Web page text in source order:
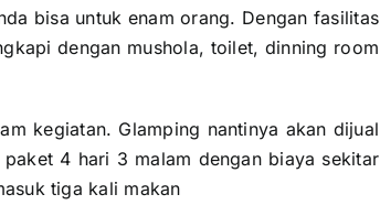
bisa untuk enam orang. Dengan fasilitas
dengan mushola, toilet, dinning room
kegiatan. Glamping nantinya akan dijual
4 hari 3 malam dengan biaya sekitar
tiga kali makan